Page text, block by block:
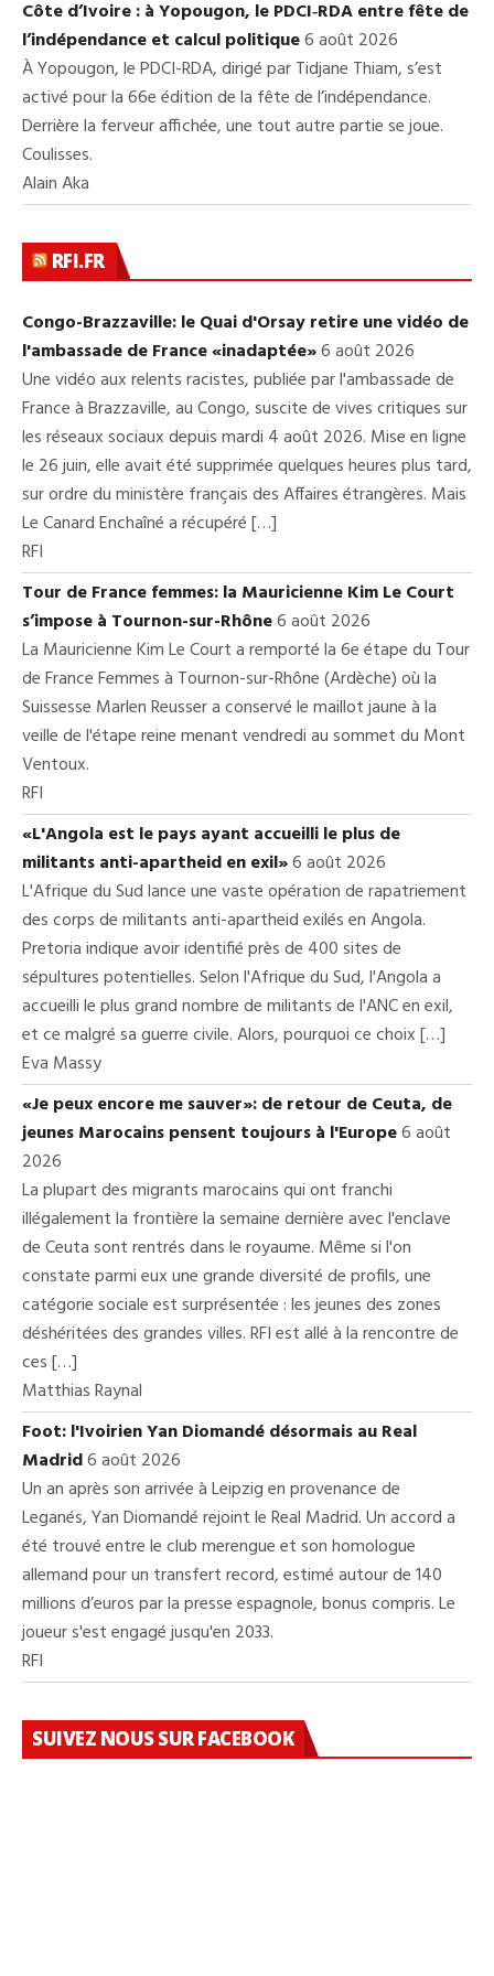
Côte d’Ivoire : à Yopougon, le PDCI‑RDA entre fête de
l’indépendance et calcul politique6 août 2026
À Yopougon, le PDCI-RDA, dirigé par Tidjane Thiam, s’est
activé pour la 66e édition de la fête de l’indépendance.
Derrière la ferveur affichée, une tout autre partie se joue.
Coulisses.
Alain Aka
RFI.FR
Congo-Brazzaville: le Quai d'Orsay retire une vidéo de
l'ambassade de France «inadaptée»6 août 2026
Une vidéo aux relents racistes, publiée par l'ambassade de
France à Brazzaville, au Congo, suscite de vives critiques sur
les réseaux sociaux depuis mardi 4 août 2026. Mise en ligne
le 26 juin, elle avait été supprimée quelques heures plus tard,
sur ordre du ministère français des Affaires étrangères. Mais
Le Canard Enchaîné a récupéré […]
RFI
Tour de France femmes: la Mauricienne Kim Le Court
s’impose à Tournon-sur-Rhône6 août 2026
La Mauricienne Kim Le Court a remporté la 6e étape du Tour
de France Femmes à Tournon-sur-Rhône (Ardèche) où la
Suissesse Marlen Reusser a conservé le maillot jaune à la
veille de l'étape reine menant vendredi au sommet du Mont
Ventoux.
RFI
«L'Angola est le pays ayant accueilli le plus de
militants anti-apartheid en exil»6 août 2026
L'Afrique du Sud lance une vaste opération de rapatriement
des corps de militants anti-apartheid exilés en Angola.
Pretoria indique avoir identifié près de 400 sites de
sépultures potentielles. Selon l'Afrique du Sud, l'Angola a
accueilli le plus grand nombre de militants de l'ANC en exil,
et ce malgré sa guerre civile. Alors, pourquoi ce choix […]
Eva Massy
«Je peux encore me sauver»: de retour de Ceuta, de
jeunes Marocains pensent toujours à l'Europe6 août
2026
La plupart des migrants marocains qui ont franchi
illégalement la frontière la semaine dernière avec l'enclave
de Ceuta sont rentrés dans le royaume. Même si l'on
constate parmi eux une grande diversité de profils, une
catégorie sociale est surprésentée : les jeunes des zones
déshéritées des grandes villes. RFI est allé à la rencontre de
ces […]
Matthias Raynal
Foot: l'Ivoirien Yan Diomandé désormais au Real
Madrid6 août 2026
Un an après son arrivée à Leipzig en provenance de
Leganés, Yan Diomandé rejoint le Real Madrid. Un accord a
été trouvé entre le club merengue et son homologue
allemand pour un transfert record, estimé autour de 140
millions d’euros par la presse espagnole, bonus compris. Le
joueur s'est engagé jusqu'en 2033.
RFI
SUIVEZ NOUS SUR FACEBOOK